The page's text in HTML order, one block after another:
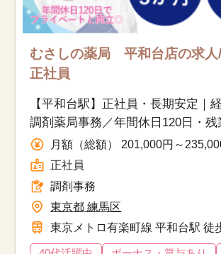
むさしの薬局 平和台店の求人
正社員
【平和台駅】正社員・長期安定｜
調剤薬局事務／年間休日120日・残
し・福利厚生充実で安心
月額（総額） 201,000円～
正社員
調剤事務
東京都 練馬区
東京メトロ有楽町線 平和台駅 徒